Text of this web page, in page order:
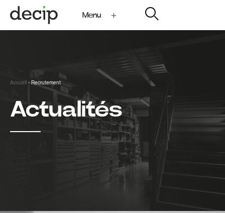
Menu
Accueil - Recrutement
Actualités